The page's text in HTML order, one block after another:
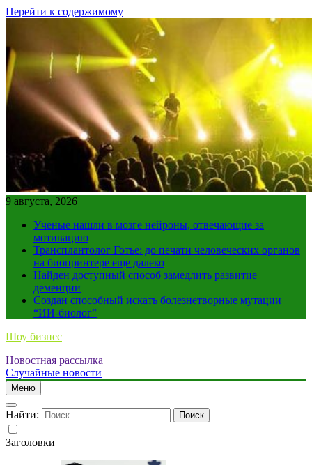
Перейти к содержимому
9 августа, 2026
Ученые нашли в мозге нейроны, отвечающие за
мотивацию
Трансплантолог Готье: до печати человеческих органов
на биопринтере еще далеко
Найден доступный способ замедлить развитие
деменции
Создан способный искать болезнетворные мутации
“ИИ-биолог”
Шоу бизнес
Новостная рассылка
Случайные новости
Меню
Найти:
Заголовки